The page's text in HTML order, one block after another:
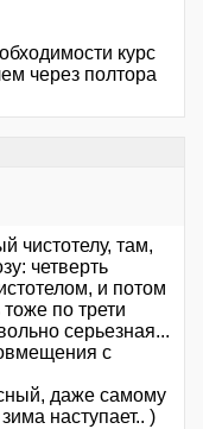
курс
через полтора
чистотелу, там,
четверть
и потом
тоже по трети
серьезная...
с
даже самому
наступает.. )